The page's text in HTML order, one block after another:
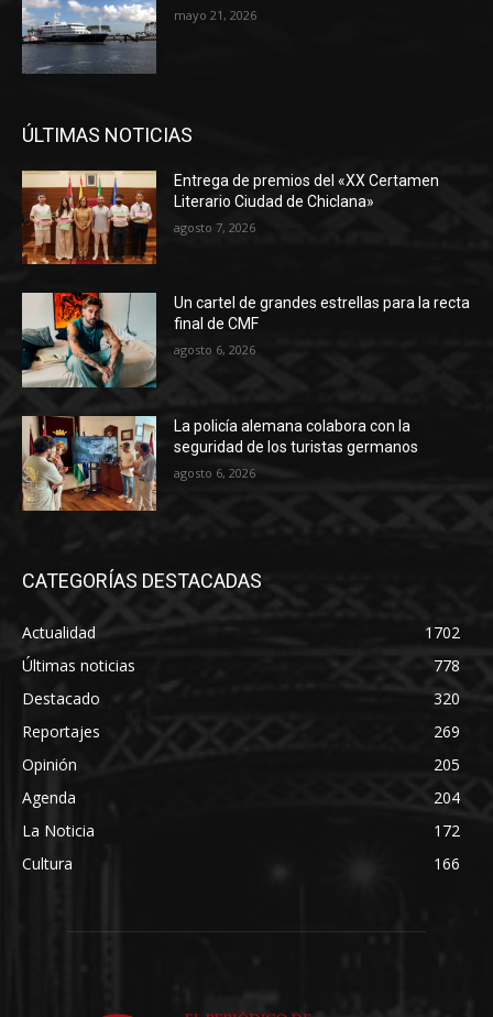
mayo 21, 2026
ÚLTIMAS NOTICIAS
Entrega de premios del «XX Certamen
Literario Ciudad de Chiclana»
agosto 7, 2026
Un cartel de grandes estrellas para la recta
final de CMF
agosto 6, 2026
La policía alemana colabora con la
seguridad de los turistas germanos
agosto 6, 2026
CATEGORÍAS DESTACADAS
Actualidad
1702
Últimas noticias
778
Destacado
320
Reportajes
269
Opinión
205
Agenda
204
La Noticia
172
Cultura
166